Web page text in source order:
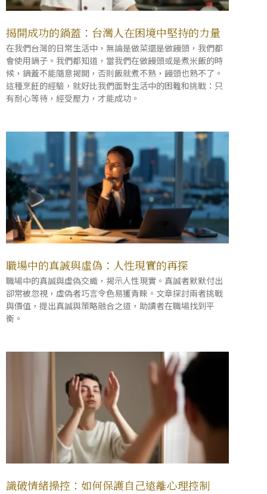
揭開成功的鍋蓋：台灣人在困境中堅持的力量
在我們台灣的日常生活中，無論是做菜還是做饅頭，我們都
會使用鍋子。我們都知道，當我們在做饅頭或是煮米飯的時
候，鍋蓋不能隨意揭開，否則飯就煮不熟，饅頭也熟不了。
這種烹飪的經驗，就好比我們面對生活中的困難和挑戰：只
有耐心等待，經受壓力，才能成功。
職場中的真誠與虛偽：人性現實的再探
職場中的真誠與虛偽交織，揭示人性現實。真誠者默默付出
卻常被忽視，虛偽者巧言令色易獲青睞。文章探討兩者挑戰
與價值，提出真誠與策略融合之道，助讀者在職場找到平
衡。
識破情緒操控：如何保護自己遠離心理控制